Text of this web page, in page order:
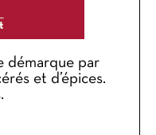
démarque par
et d’épices.